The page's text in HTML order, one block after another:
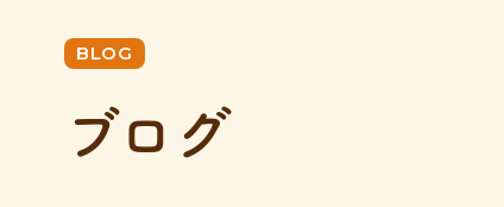
BLOG
ブログ